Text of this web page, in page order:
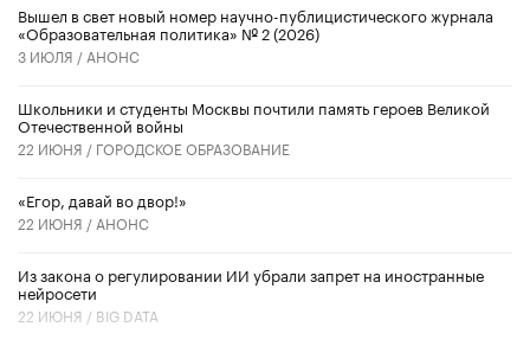
Вышел в свет новый номер научно-публицистического журнала
«Образовательная политика» № 2 (2026)
3 ИЮЛЯ / АНОНС
Школьники и студенты Москвы почтили память героев Великой
Отечественной войны
22 ИЮНЯ / ГОРОДСКОЕ ОБРАЗОВАНИЕ
«Егор, давай во двор!»
22 ИЮНЯ / АНОНС
Из закона о регулировании ИИ убрали запрет на иностранные
нейросети
22 ИЮНЯ / BIG DATA